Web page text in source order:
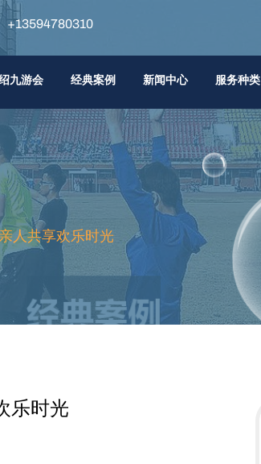
+13594780310
九游会 经典案例 新闻中心 服务种类
人共享欢乐时光
乐时光